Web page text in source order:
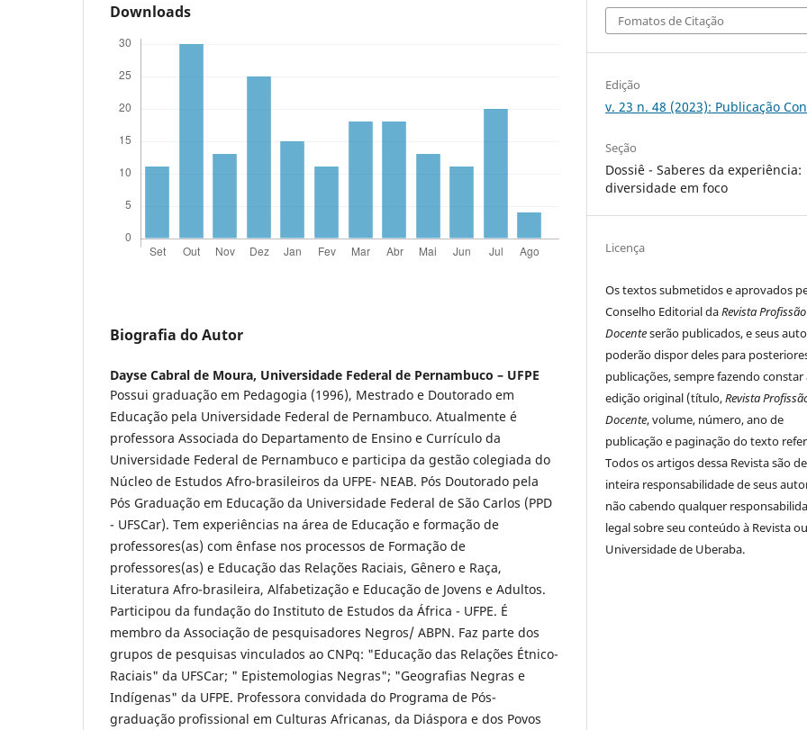
Downloads
Biografia do Autor
Dayse Cabral de Moura, Universidade Federal de Pernambuco – UFPE
Possui graduação em Pedagogia (1996), Mestrado e Doutorado em
Educação pela Universidade Federal de Pernambuco. Atualmente é
professora Associada do Departamento de Ensino e Currículo da
Universidade Federal de Pernambuco e participa da gestão colegiada do
Núcleo de Estudos Afro-brasileiros da UFPE- NEAB. Pós Doutorado pela
Pós Graduação em Educação da Universidade Federal de São Carlos (PPD
- UFSCar). Tem experiências na área de Educação e formação de
professores(as) com ênfase nos processos de Formação de
professores(as) e Educação das Relações Raciais, Gênero e Raça,
Literatura Afro-brasileira, Alfabetização e Educação de Jovens e Adultos.
Participou da fundação do Instituto de Estudos da África - UFPE. É
membro da Associação de pesquisadores Negros/ ABPN. Faz parte dos
grupos de pesquisas vinculados ao CNPq: "Educação das Relações Étnico-
Raciais" da UFSCar; " Epistemologias Negras"; "Geografias Negras e
Indígenas" da UFPE. Professora convidada do Programa de Pós-
graduação profissional em Culturas Africanas, da Diáspora e dos Povos
Fomatos de Citação
Edição
v. 23 n. 48 (2023): Publicação
Seção
Dossiê - Saberes da experiência:
diversidade em foco
Licença
Os textos submetidos e aprovados
Conselho Editorial daRevista Profissão
Docenteserão publicados, e seus
poderão dispor deles para
publicações, sempre fazendo constar
edição original (título,Revista
Docente, volume, número, ano de
publicação e paginação do texto
Todos os artigos dessa Revista são de
inteira responsabilidade de seus
não cabendo qualquer
legal sobre seu conteúdo à Revista
Universidade de Uberaba.